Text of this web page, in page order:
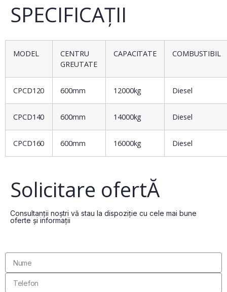
SPECIFICAȚII
MODEL
CENTRU
GREUTATE
CAPACITATE COMBUSTIBIL
CPCD120 600mm 12000kg Diesel
CPCD140 600mm 14000kg Diesel
CPCD160 600mm 16000kg Diesel
Solicitare ofertĂ
Consultanții noștri vă stau la dispoziție cu cele mai bune
oferte și informații